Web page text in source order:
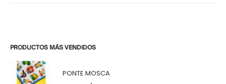
PRODUCTOS MÁS VENDIDOS
PONTE MOSCA